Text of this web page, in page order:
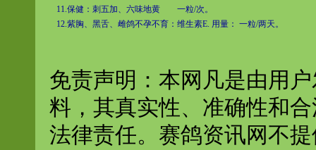
11.保健：刺五加、六味地黄 一粒/次。
12.紫胸、黑舌、雌鸽不孕不育：维生素E. 用量： 一粒/两天。
免责声明：本网凡是由用
料，其真实性、准确性和
法律责任。赛鸽资讯网不